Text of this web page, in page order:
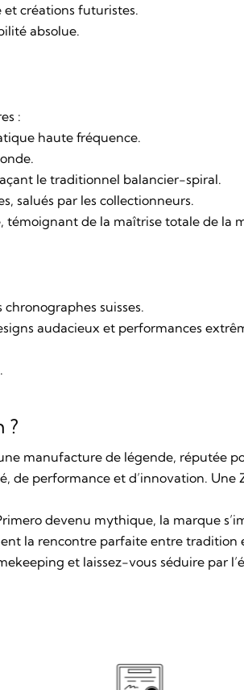
créations futuristes.
absolue.
:
haute fréquence.
le traditionnel balancier-spiral.
salués par les collectionneurs.
témoignant de la maîtrise totale de la
suisses.
audacieux et performances
?
manufacture de légende, réputée
de performance et d’innovation. Une
devenu mythique, la marque
la rencontre parfaite entre tradition
et laissez-vous séduire par